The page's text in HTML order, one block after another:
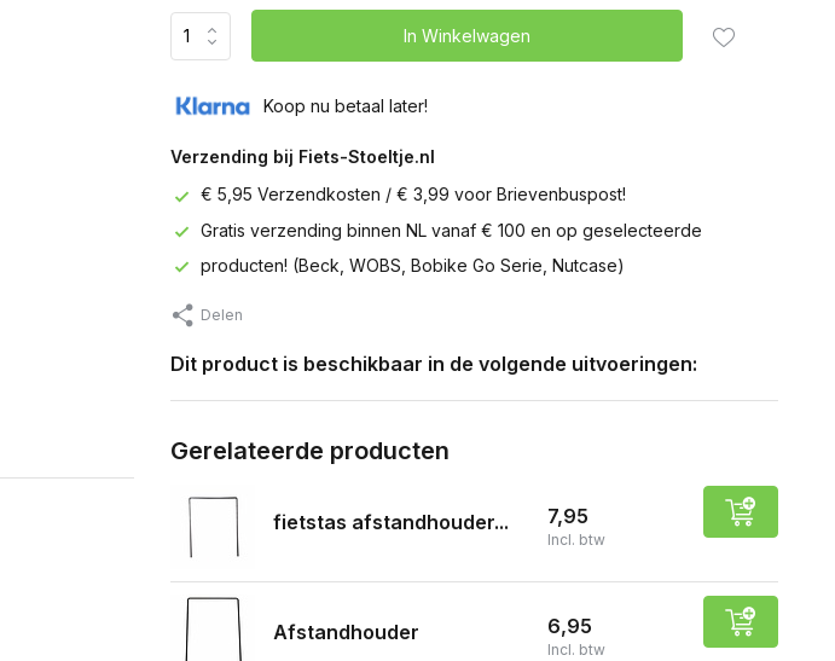
In Winkelwagen
Koop nu betaal later!
Verzending bij Fiets-Stoeltje.nl
€ 5,95 Verzendkosten / € 3,99 voor Brievenbuspost!
Gratis verzending binnen NL vanaf € 100 en op geselecteerde
producten! (Beck, WOBS, Bobike Go Serie, Nutcase)
Delen
Dit product is beschikbaar in de volgende uitvoeringen:
Gerelateerde producten
fietstas afstandhouder... 7,95
Incl. btw
Afstandhouder 6,95
Incl. btw